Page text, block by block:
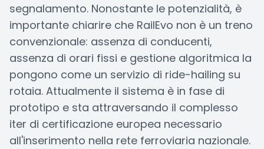
segnalamento. Nonostante le potenzialità, è
importante chiarire che RailEvo non è un treno
convenzionale: assenza di conducenti,
assenza di orari fissi e gestione algoritmica la
pongono come un servizio di ride-hailing su
rotaia. Attualmente il sistema è in fase di
prototipo e sta attraversando il complesso
iter di certificazione europea necessario
all'inserimento nella rete ferroviaria nazionale.